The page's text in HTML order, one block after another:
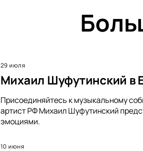
29 июля
Михаил Шуфутинский в
Присоединяйтесь к музыкальному
артист РФ Михаил Шуфутинский
эмоциями.
10 июня